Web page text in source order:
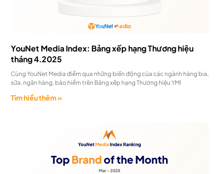
YouNet Media Index: Bảng xếp hạng Thương hiệu
tháng 4.2025
Cùng YouNet Media điểm qua những biến động của các ngành hàng bia,
sữa, ngân hàng, bảo hiểm trên Bảng xếp hạng Thương hiệu YMI
Tìm hiểu thêm »